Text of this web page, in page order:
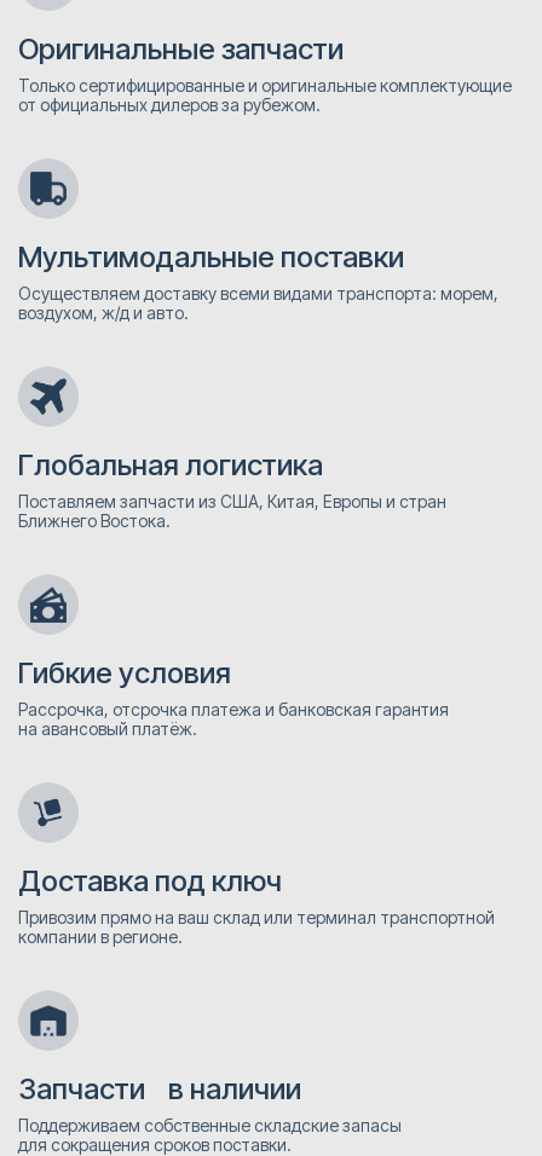
Оригинальные запчасти
Только сертифицированные и оригинальные комплектующие
от официальных дилеров за рубежом.
Мультимодальные поставки
Осуществляем доставку всеми видами транспорта: морем,
воздухом, ж/д и авто.
Глобальная логистика
Поставляем запчасти из США, Китая, Европы и стран
Ближнего Востока.
Гибкие условия
Рассрочка, отсрочка платежа и банковская гарантия
на авансовый платёж.
Доставка под ключ
Привозим прямо на ваш склад или терминал транспортной
компании в регионе.
Запчасти в наличии
Поддерживаем собственные складские запасы
для сокращения сроков поставки.